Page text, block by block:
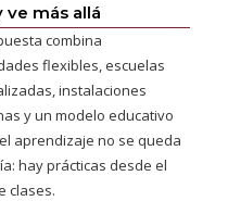
ve más allá
combina
flexibles, escuelas
instalaciones
y un modelo educativo
aprendizaje no se queda
hay prácticas desde el
clases.